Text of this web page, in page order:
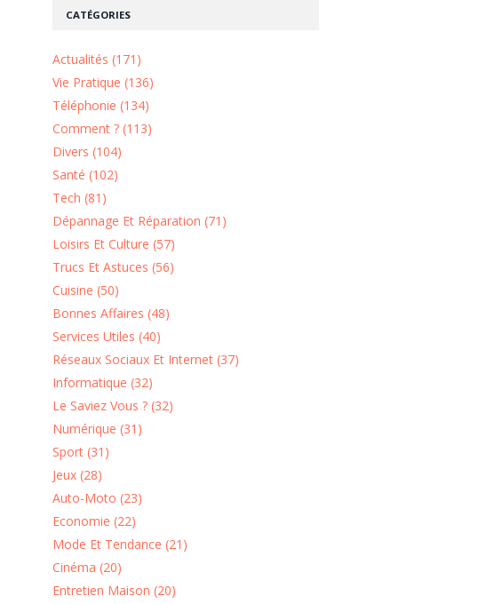
CATÉGORIES
Actualités (171)
Vie Pratique (136)
Téléphonie (134)
Comment ? (113)
Divers (104)
Santé (102)
Tech (81)
Dépannage Et Réparation (71)
Loisirs Et Culture (57)
Trucs Et Astuces (56)
Cuisine (50)
Bonnes Affaires (48)
Services Utiles (40)
Réseaux Sociaux Et Internet (37)
Informatique (32)
Le Saviez Vous ? (32)
Numérique (31)
Sport (31)
Jeux (28)
Auto-Moto (23)
Economie (22)
Mode Et Tendance (21)
Cinéma (20)
Entretien Maison (20)